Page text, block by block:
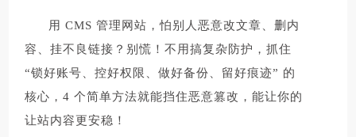
用 CMS 管理网站，怕别人恶意改文章、删内
容、挂不良链接？别慌！不用搞复杂防护，抓住
“锁好账号、控好权限、做好备份、留好痕迹” 的
核心，4 个简单方法就能挡住恶意篡改，能让你的
让站内容更安稳！